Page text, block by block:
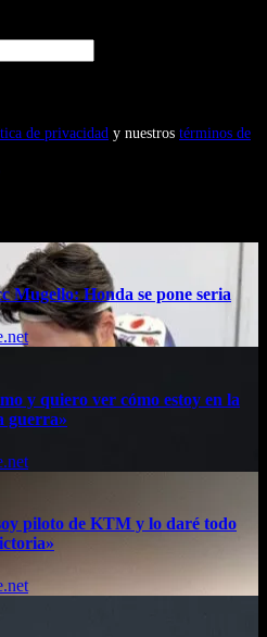
de privacidad y nuestros términos de
Mugello: Honda se pone seria
y quiero ver cómo estoy en la
guerra»
piloto de KTM y lo daré todo